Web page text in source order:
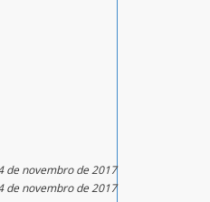
de novembro de 2017
de novembro de 2017